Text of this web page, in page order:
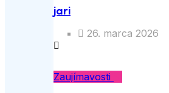
jari
26. marca 2026
Zaujímavosti